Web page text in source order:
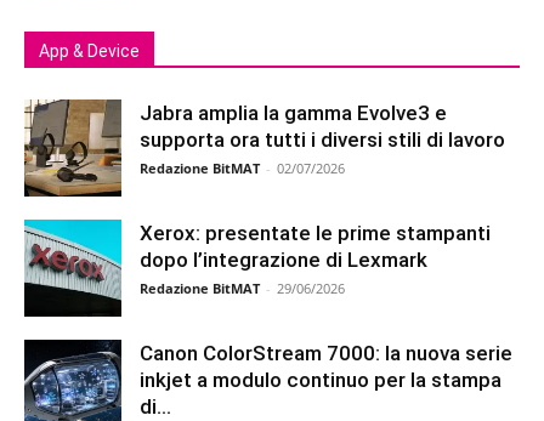
App & Device
Jabra amplia la gamma Evolve3 e
supporta ora tutti i diversi stili di lavoro
Redazione BitMAT - 02/07/2026
Xerox: presentate le prime stampanti
dopo l’integrazione di Lexmark
Redazione BitMAT - 29/06/2026
Canon ColorStream 7000: la nuova serie
inkjet a modulo continuo per la stampa
di...